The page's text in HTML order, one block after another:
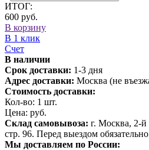
ИТОГ:
600 руб.
В корзину
В 1 клик
Счет
В наличии
Срок доставки: 1-3 дня
Адрес доставки: Москва (не
Стоимость доставки:
Кол-во: 1 шт.
Цена: руб.
Склад самовывоза: г. Москва, 2-
стр. 96. Перед выездом
Мы доставляем по России: